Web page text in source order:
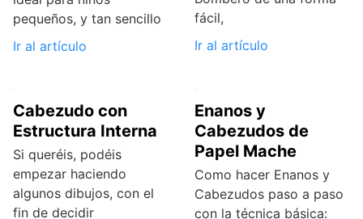
pequeños, y tan sencillo
Ir al artículo
fácil,
Ir al artículo
Cabezudo con
Estructura Interna
Si queréis, podéis
empezar haciendo
algunos dibujos, con el
fin de decidir
Enanos y
Cabezudos de
Papel Mache
Como hacer Enanos y
Cabezudos paso a paso
con la técnica básica: